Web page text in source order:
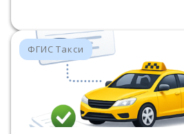
ФГИС Такси